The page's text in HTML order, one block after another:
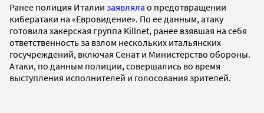
Ранее полиция Италии заявляла о предотвращении
кибератаки на «Евровидение». По ее данным, атаку
готовила хакерская группа Killnet, ранее взявшая на себя
ответственность за взлом нескольких итальянских
госучреждений, включая Сенат и Министерство обороны.
Атаки, по данным полиции, совершались во время
выступления исполнителей и голосования зрителей.